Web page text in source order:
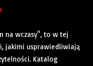
na wczasy", to w tej
jakimi usprawiedliwiają
Katalog